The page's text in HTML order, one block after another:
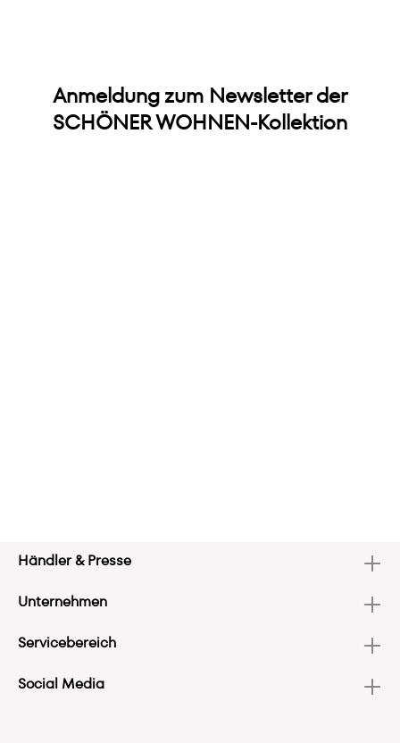
Anmeldung zum Newsletter der
SCHÖNER WOHNEN-Kollektion
Händler & Presse
Unternehmen
Servicebereich
Social Media